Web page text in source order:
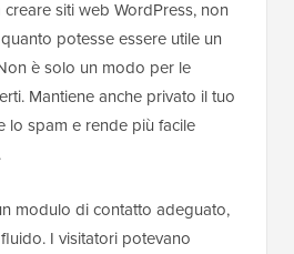
siti web WordPress, non
potesse essere utile un
è solo un modo per le
Mantiene anche privato il tuo
lo spam e rende più facile
modulo di contatto adeguato,
I visitatori potevano